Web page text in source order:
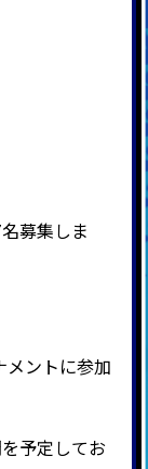
募集しま
メントに参加
予定してお